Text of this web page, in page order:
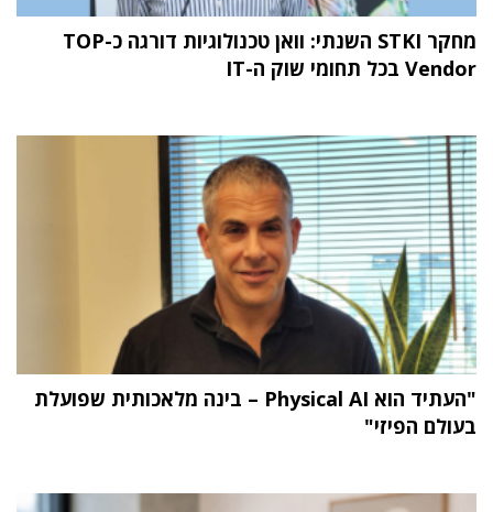
מחקר STKI השנתי: וואן טכנולוגיות דורגה כ-TOP
Vendor בכל תחומי שוק ה-IT
"העתיד הוא Physical AI – בינה מלאכותית שפועלת
בעולם הפיזי"